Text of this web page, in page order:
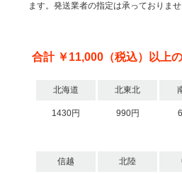
ます。発送業者の指定は承っておりませ
合計 ￥11,000（税込）以上
北海道 北東北
1430円 990円
信越 北陸